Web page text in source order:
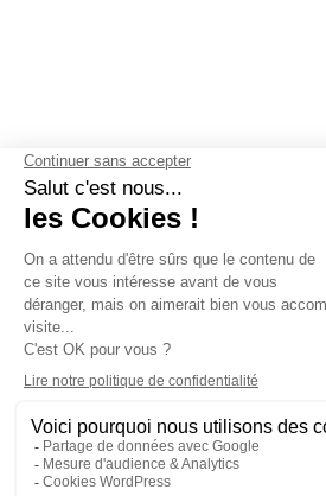
Contactez-nous-Mentions légales
confidentialité-Gestion des cookies